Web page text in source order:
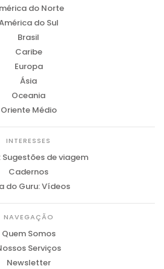
do Norte
do Sul
Brasil
Caribe
Europa
Ásia
Oceania
Oriente Médio
INTERESSES
Sugestões de viagem
Cadernos
do Guru: Vídeos
NAVEGAÇÃO
Quem Somos
Serviços
Newsletter